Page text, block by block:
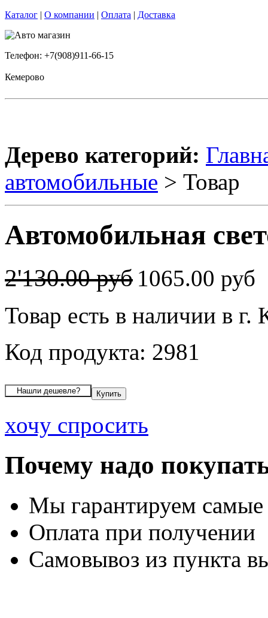
Каталог | О компании | Оплата | Доставка
Телефон: +7(908)911-66-15
Кемерово
Дерево категорий:
автомобильные > Товар
Автомобильная
2'130.00 руб 1065.00 руб
Товар есть в наличии в г.
Код продукта: 2981
хочу спросить
Почему надо
Мы гарантируем
Оплата при получении
Самовывоз из пункта